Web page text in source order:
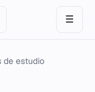
☰
de estudio